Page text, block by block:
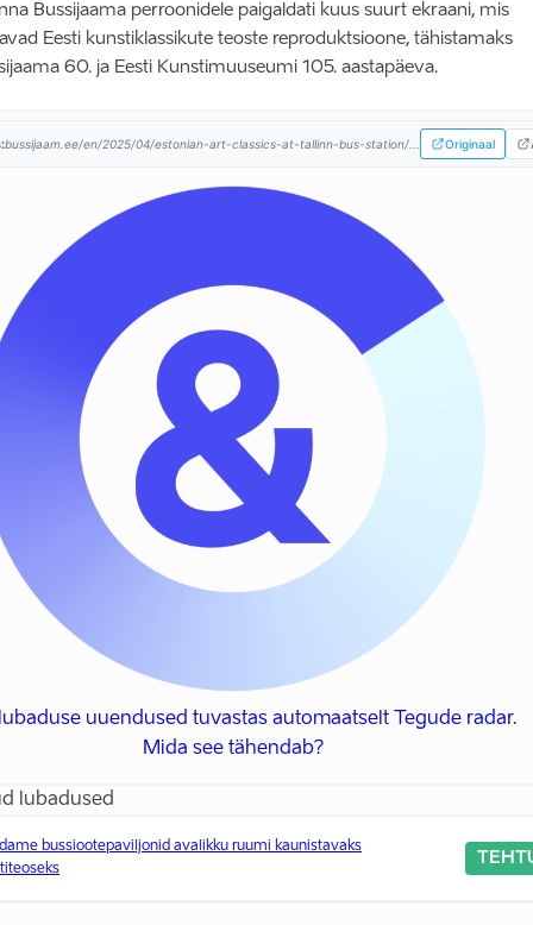
Bussijaama perroonidele paigaldati kuus suurt ekraani, mis
Eesti kunstiklassikute teoste reproduktsioone, tähistamaks
60. ja Eesti Kunstimuuseumi 105. aastapäeva.
bussijaam.ee/en/2025/04/estonian-art-classics-at-tallinn-bus-station/... Originaal
uuendused tuvastas automaatselt Tegude radar.
Mida see tähendab?
lubadused
bussiootepaviljonid avalikku ruumi kaunistavaks